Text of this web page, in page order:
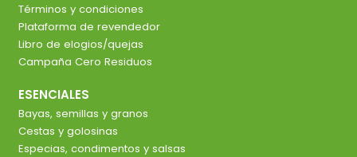
Términos y condiciones
Plataforma de revendedor
Libro de elogios/quejas
Campaña Cero Residuos
ESENCIALES
Bayas, semillas y granos
Cestas y golosinas
Especias, condimentos y salsas